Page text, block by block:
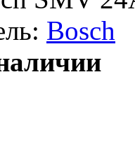
Bosch